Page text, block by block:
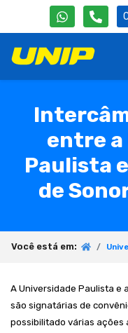
entre a
Paulista
de
Você está em:
A Universidade Paulista e
são signatárias de
possibilitado várias ações